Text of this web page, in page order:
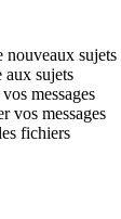
nouveaux sujets
aux sujets
messages
vos messages
fichiers